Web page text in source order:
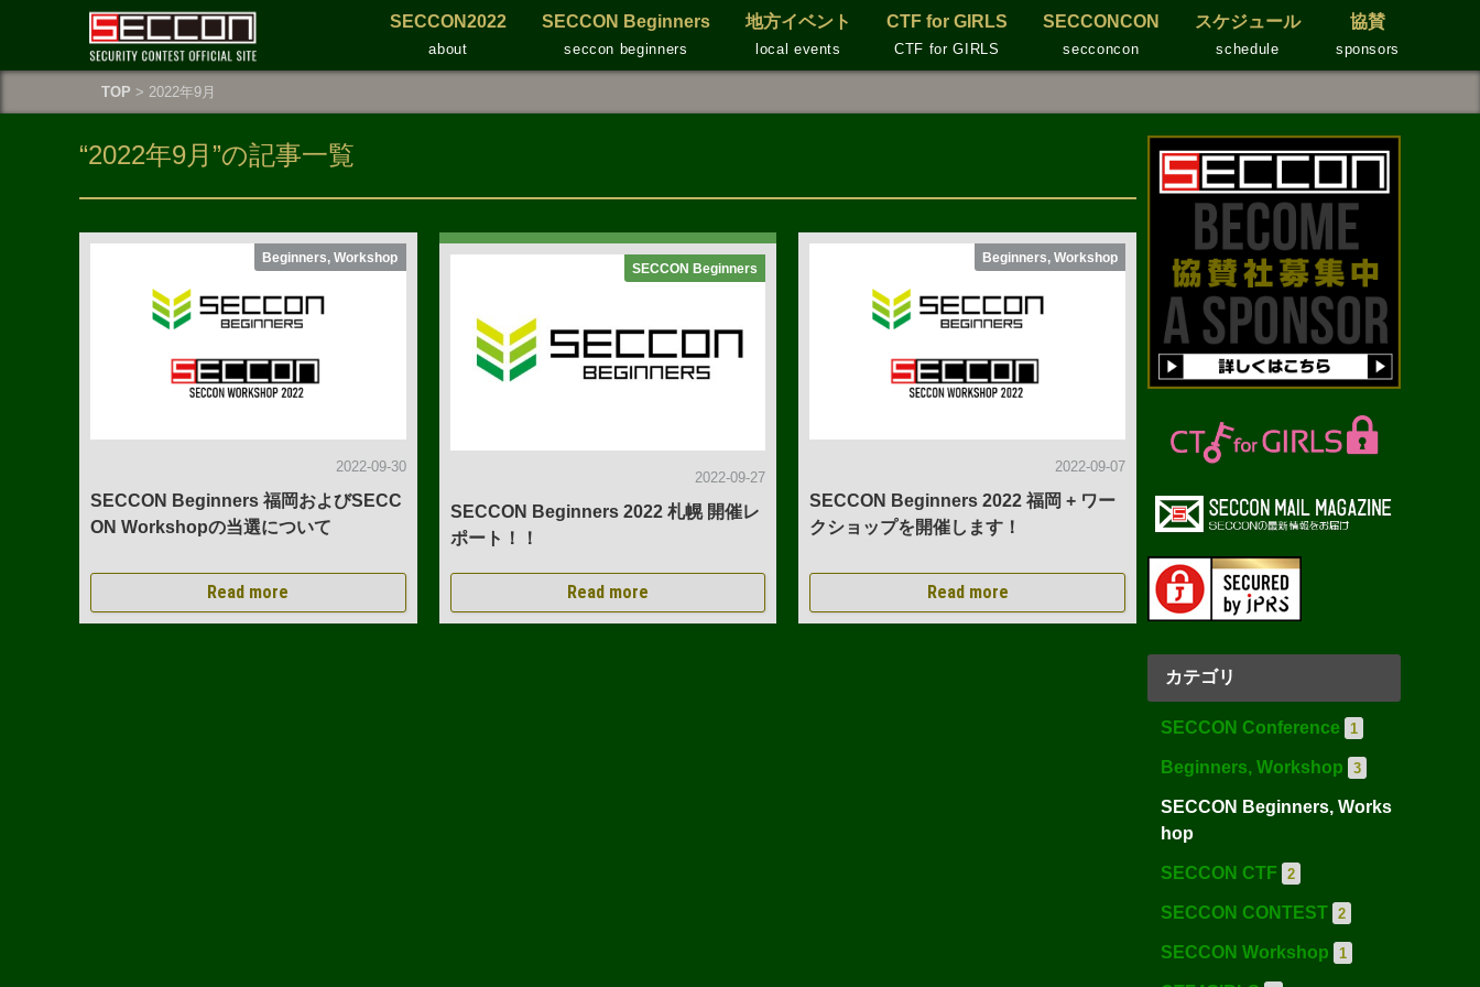
協賛
sponsors
スケジュール
schedule
SECCONCON
secconcon
CTF for GIRLS
CTF for GIRLS
地方イベント
local events
SECCON Beginners
seccon beginners
SECCON2022
about
TOP > 2022年9月
“2022年9月”の記事一覧
Beginners, Workshop
2022-09-30
SECCON Beginners 福岡およびSECC
ON Workshopの当選について
Read more
SECCON Beginners
2022-09-27
SECCON Beginners 2022 札幌 開催レ
ポート！！
Read more
Beginners, Workshop
2022-09-07
SECCON Beginners 2022 福岡 + ワー
クショップを開催します！
Read more
カテゴリ
SECCON Conference 1
Beginners, Workshop 3
SECCON Beginners, Works
hop
SECCON CTF 2
SECCON CONTEST 2
SECCON Workshop 1